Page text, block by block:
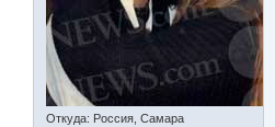
Откуда: Россия, Самара